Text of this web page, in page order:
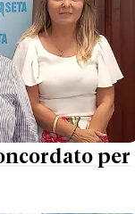
per